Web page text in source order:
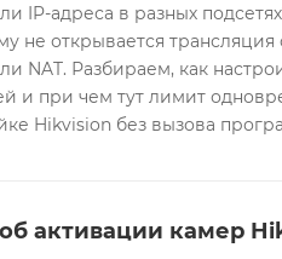
IP-адреса в разных
не открывается трансляция
NAT. Разбираем, как
и при чем тут лимит
Hikvision без вызова
активации камер